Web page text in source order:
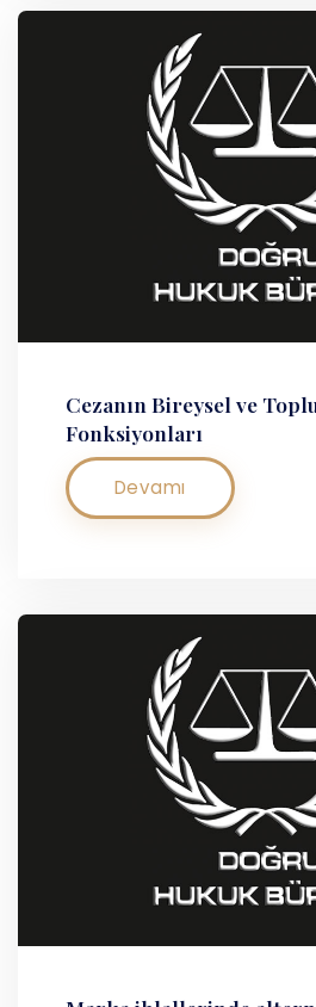
Cezanın Bireysel ve
Fonksiyonları
Devamı